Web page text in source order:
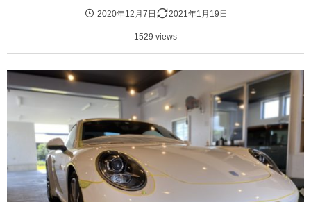
2020年12月7日 2021年1月19日
1529 views